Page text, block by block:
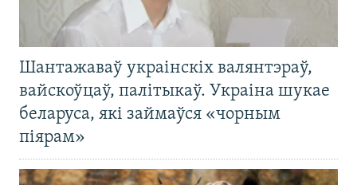
Шантажаваў украінскіх валянтэраў,
вайскоўцаў, палітыкаў. Украіна шукае
беларуса, які займаўся «чорным
піярам»